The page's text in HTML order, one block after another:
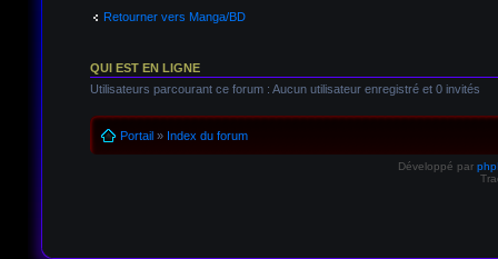
Retourner vers Manga/BD
QUI EST EN LIGNE
Utilisateurs parcourant ce forum : Aucun utilisateur enregistré et 0 invités
Portail» Index du forum
Développé par